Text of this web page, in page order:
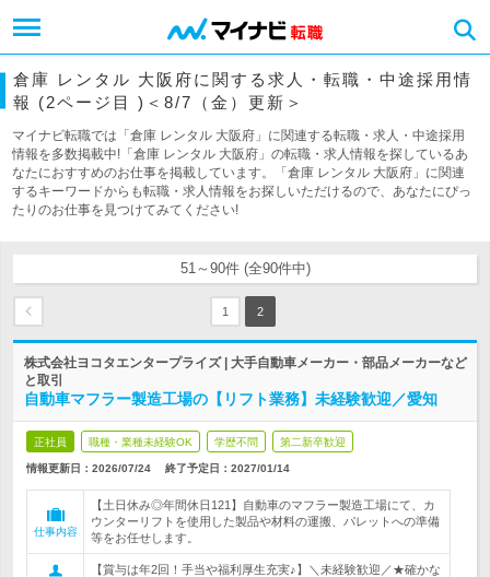
倉庫 レンタル 大阪府に関する求人・転職・中途採用情
報 (2ページ目 )＜8/7（金）更新＞
マイナビ転職では「倉庫 レンタル 大阪府」に関連する転職・求人・中途採用
情報を多数掲載中!「倉庫 レンタル 大阪府」の転職・求人情報を探しているあ
なたにおすすめのお仕事を掲載しています。「倉庫 レンタル 大阪府」に関連
するキーワードからも転職・求人情報をお探しいただけるので、あなたにぴっ
たりのお仕事を見つけてみてください!
51～90件 (全90件中)
1 2
株式会社ヨコタエンタープライズ | 大手自動車メーカー・部品メーカーなど
と取引
自動車マフラー製造工場の【リフト業務】未経験歓迎／愛知
正社員 職種・業種未経験OK 学歴不問 第二新卒歓迎
情報更新日：2026/07/24 終了予定日： 2027/01/14
仕事内容
【土日休み◎年間休日121】自動車のマフラー製造工場にて、カ
ウンターリフトを使用した製品や材料の運搬、パレットへの準備
等をお任せします。
【賞与は年2回！手当や福利厚生充実♪】＼未経験歓迎／★確かな